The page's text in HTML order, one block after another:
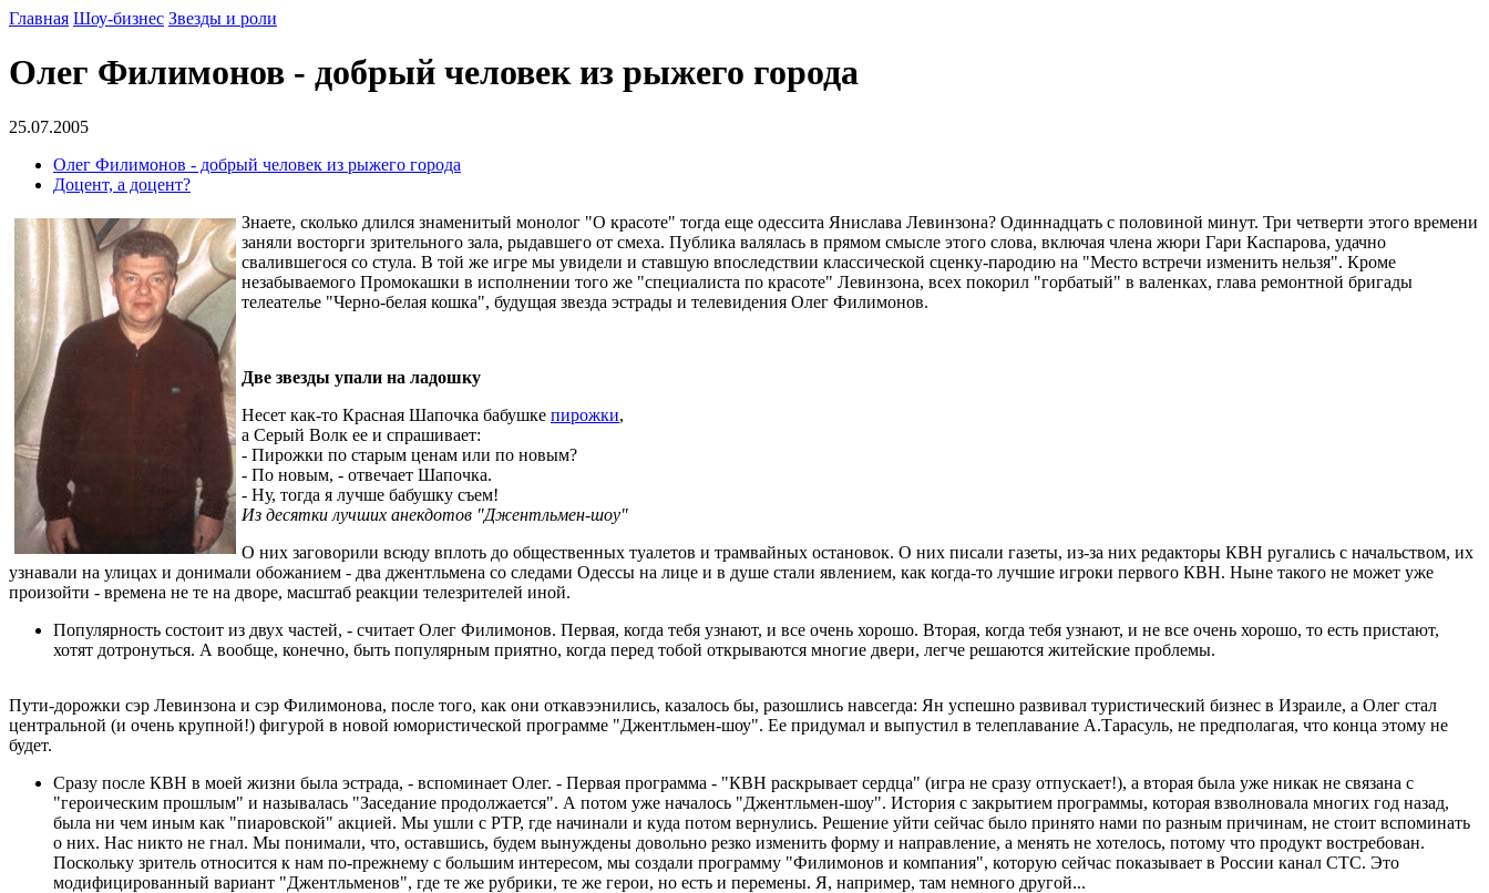
Главная Шоу-бизнес Звезды и роли
Олег Филимонов - добрый человек из рыжего города
25.07.2005
Олег Филимонов - добрый человек из рыжего города
Доцент, а доцент?
Знаете, сколько длился знаменитый монолог "О красоте" тогда еще одессита Янислава Левинзона? Одиннадцать с половиной минут. Три четверти этого времени
заняли восторги зрительного зала, рыдавшего от смеха. Публика валялась в прямом смысле этого слова, включая члена жюри Гари Каспарова, удачно
свалившегося со стула. В той же игре мы увидели и ставшую впоследствии классической сценку-пародию на "Место встречи изменить нельзя". Кроме
незабываемого Промокашки в исполнении того же "специалиста по красоте" Левинзона, всех покорил "горбатый" в валенках, глава ремонтной бригады
телеателье "Черно-белая кошка", будущая звезда эстрады и телевидения Олег Филимонов.
Две звезды упали на ладошку
Несет как-то Красная Шапочка бабушке пирожки,
а Серый Волк ее и спрашивает:
- Пирожки по старым ценам или по новым?
- По новым, - отвечает Шапочка.
- Ну, тогда я лучше бабушку съем!
Из десятки лучших анекдотов "Джентльмен-шоу"
О них заговорили всюду вплоть до общественных туалетов и трамвайных остановок. О них писали газеты, из-за них редакторы КВН ругались с начальством, их
узнавали на улицах и донимали обожанием - два джентльмена со следами Одессы на лице и в душе стали явлением, как когда-то лучшие игроки первого КВН. Ныне такого не может уже
произойти - времена не те на дворе, масштаб реакции телезрителей иной.
Популярность состоит из двух частей, - считает Олег Филимонов. Первая, когда тебя узнают, и все очень хорошо. Вторая, когда тебя узнают, и не все очень хорошо, то есть пристают,
хотят дотронуться. А вообще, конечно, быть популярным приятно, когда перед тобой открываются многие двери, легче решаются житейские проблемы.
Пути-дорожки сэр Левинзона и сэр Филимонова, после того, как они откавээнились, казалось бы, разошлись навсегда: Ян успешно развивал туристический бизнес в Израиле, а Олег стал
центральной (и очень крупной!) фигурой в новой юмористической программе "Джентльмен-шоу". Ее придумал и выпустил в телеплавание А.Тарасуль, не предполагая, что конца этому не
будет.
Сразу после КВН в моей жизни была эстрада, - вспоминает Олег. - Первая программа - "КВН раскрывает сердца" (игра не сразу отпускает!), а вторая была уже никак не связана с
"героическим прошлым" и называлась "Заседание продолжается". А потом уже началось "Джентльмен-шоу". История с закрытием программы, которая взволновала многих год назад,
была ни чем иным как "пиаровской" акцией. Мы ушли с РТР, где начинали и куда потом вернулись. Решение уйти сейчас было принято нами по разным причинам, не стоит вспоминать
о них. Нас никто не гнал. Мы понимали, что, оставшись, будем вынуждены довольно резко изменить форму и направление, а менять не хотелось, потому что продукт востребован.
Поскольку зритель относится к нам по-прежнему с большим интересом, мы создали программу "Филимонов и компания", которую сейчас показывает в России канал СТС. Это
модифицированный вариант "Джентльменов", где те же рубрики, те же герои, но есть и перемены. Я, например, там немного другой...